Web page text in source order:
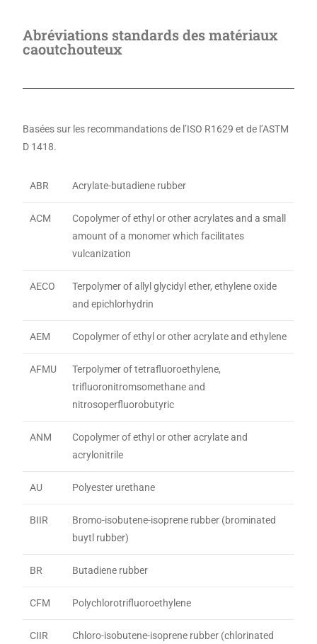
Abréviations standards des matériaux
caoutchouteux
Basées sur les recommandations de l’ISO R1629 et de l’ASTM
D 1418.
ABR Acrylate-butadiene rubber
ACM
Copolymer of ethyl or other acrylates and a small
amount of a monomer which facilitates
vulcanization
AECO
Terpolymer of allyl glycidyl ether, ethylene oxide
and epichlorhydrin
AEM Copolymer of ethyl or other acrylate and ethylene
AFMU
Terpolymer of tetrafluoroethylene,
trifluoronitromsomethane and
nitrosoperfluorobutyric
ANM
Copolymer of ethyl or other acrylate and
acrylonitrile
AU Polyester urethane
BIIR
Bromo-isobutene-isoprene rubber (brominated
buytl rubber)
BR Butadiene rubber
CFM Polychlorotrifluoroethylene
CIIR
Chloro-isobutene-isoprene rubber (chlorinated